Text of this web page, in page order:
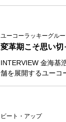
ユーコーラッキーグル
変革期こそ思い切
INTERVIEW 金海基
舗を展開するユーコ
ビート・アップ